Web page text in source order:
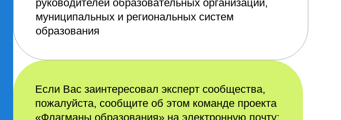
Если Вас заинтересовал эксперт сообщества,
пожалуйста, сообщите об этом команде проекта
«Флагманы образования» на электронную почту:
flagmany@rsv.ru